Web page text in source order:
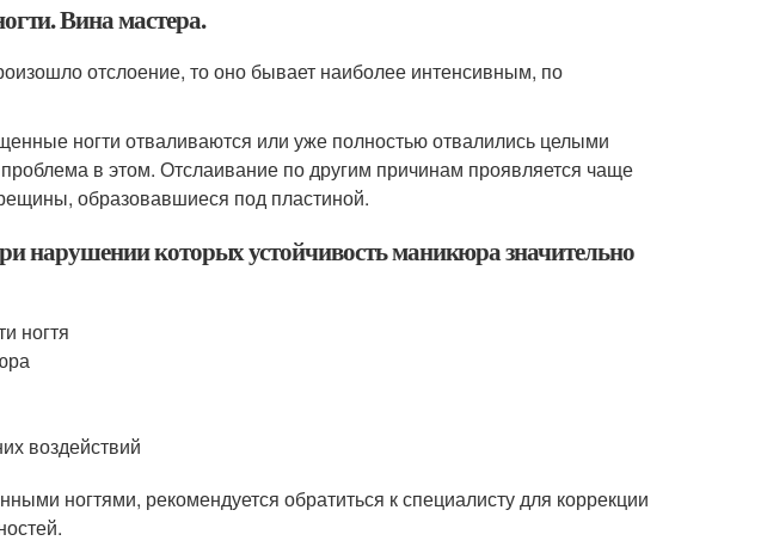
Вина мастера.
отслоение, то оно бывает наиболее интенсивным, по
ногти отваливаются или уже полностью отвалились целыми
в этом. Отслаивание по другим причинам проявляется чаще
образовавшиеся под пластиной.
нарушении которых устойчивость маникюра значительно
ногтя
воздействий
ногтями, рекомендуется обратиться к специалисту для коррекции